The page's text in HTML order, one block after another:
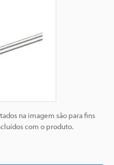
na imagem são para fins
com o produto.